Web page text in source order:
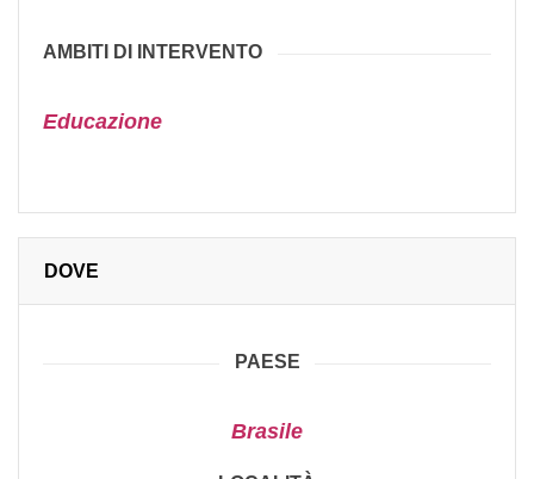
AMBITI DI INTERVENTO
Educazione
DOVE
PAESE
Brasile